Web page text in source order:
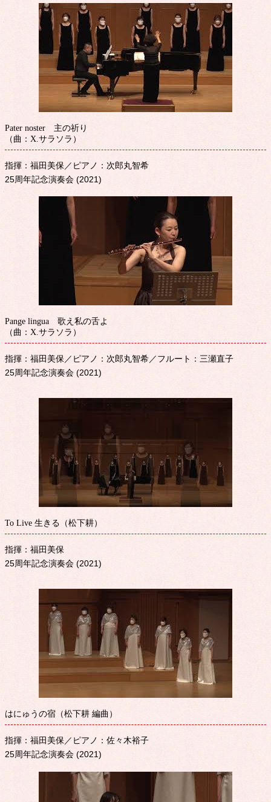
Pater noster 主の祈り
（曲：X.サラソラ）
指揮：福田美保／ピアノ：次郎丸智希
25周年記念演奏会 (2021)
Pange lingua 歌え私の舌よ
（曲：X.サラソラ）
指揮：福田美保／ピアノ：次郎丸智希／フルート：三瀬直子
25周年記念演奏会 (2021)
To Live 生きる（松下耕）
指揮：福田美保
25周年記念演奏会 (2021)
はにゅうの宿（松下耕 編曲）
指揮：福田美保／ピアノ：佐々木裕子
25周年記念演奏会 (2021)